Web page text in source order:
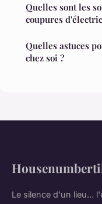
Quelles sont les
coupures
Quelles astuces
chez soi ?
Le silence d'un lieu...